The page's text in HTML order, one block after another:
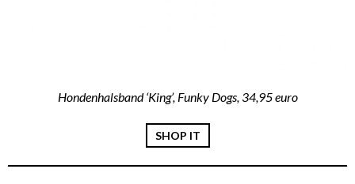
Hondenhalsband ‘King’, Funky Dogs, 34,95 euro
SHOP IT